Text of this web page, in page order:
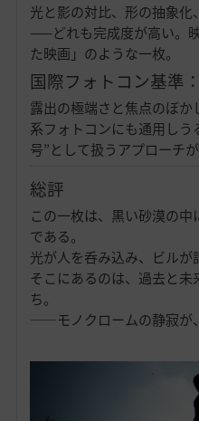
光と影の対比、形の抽象
——どれも完成度が高い。
た映画」のような一枚。
国際フォトコン基準：
露出の極端さと焦点のぼか
系フォトコンにも通用し
号”として扱うアプローチが
総評
この一枚は、黒い砂漠の
である。
光が人を呑み込み、ビルが
そこにあるのは、過去と
ち。
——モノクロームの静寂が